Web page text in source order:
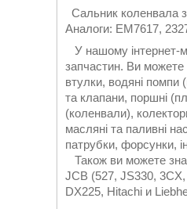
Сальник коленвала
Аналоги: EM7617,
У нашому інтернет-
запчастин. Ви можете
втулки, водяні помпи
та клапани, поршні
(коленвали),
масляні та паливні
патрубки, форсунки,
Також ви можете
JCB (527, JS330,
DX225, Hitachi и